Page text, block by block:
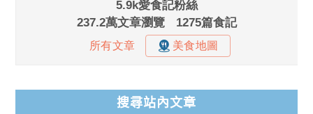
搜尋站內文章